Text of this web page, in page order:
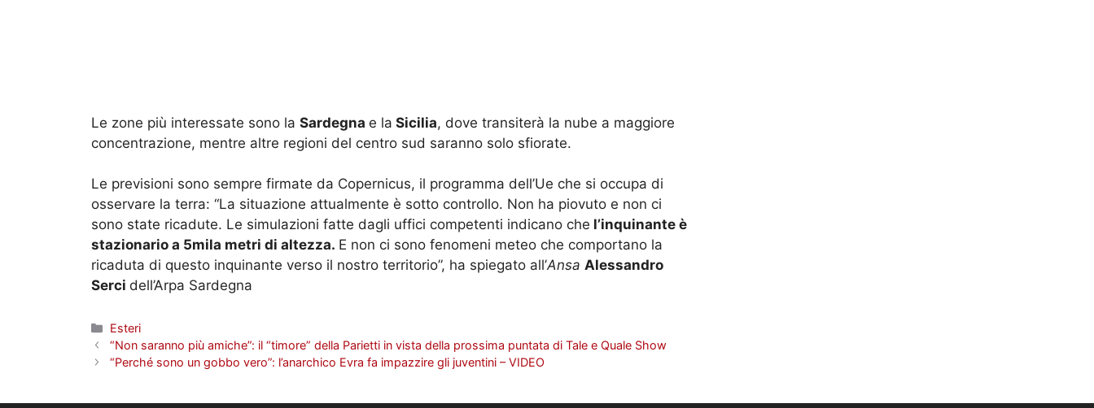
Le zone più interessate sono la Sardegna e la Sicilia, dove transiterà la nube a maggiore
concentrazione, mentre altre regioni del centro sud saranno solo sfiorate.
Le previsioni sono sempre firmate da Copernicus, il programma dell’Ue che si occupa di
osservare la terra: “La situazione attualmente è sotto controllo. Non ha piovuto e non ci
sono state ricadute. Le simulazioni fatte dagli uffici competenti indicano che l’inquinante è
stazionario a 5mila metri di altezza. E non ci sono fenomeni meteo che comportano la
ricaduta di questo inquinante verso il nostro territorio”, ha spiegato all’Ansa Alessandro
Serci dell’Arpa Sardegna
Categorie
Esteri
“Non saranno più amiche”: il “timore” della Parietti in vista della prossima puntata di Tale e Quale Show
“Perché sono un gobbo vero”: l’anarchico Evra fa impazzire gli juventini – VIDEO